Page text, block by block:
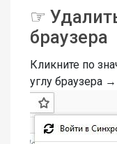
☞
браузера
Кликните по
углу браузера →